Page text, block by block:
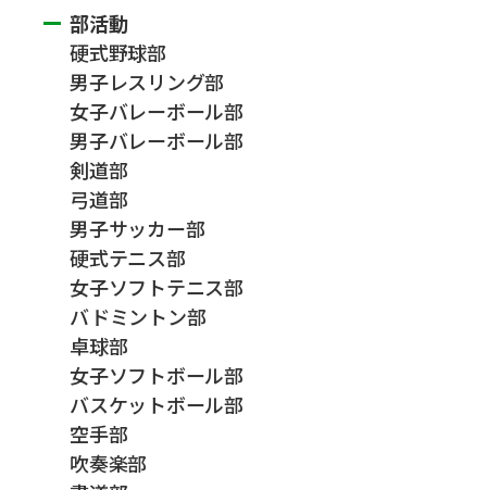
部活動
硬式野球部
男子レスリング部
女子バレーボール部
男子バレーボール部
剣道部
弓道部
男子サッカー部
硬式テニス部
女子ソフトテニス部
バドミントン部
卓球部
女子ソフトボール部
バスケットボール部
空手部
吹奏楽部